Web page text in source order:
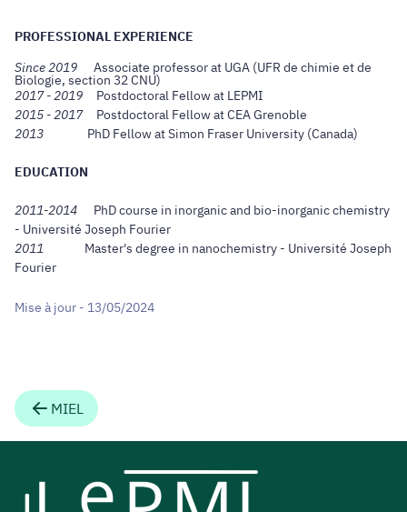
PROFESSIONAL EXPERIENCE
Since 2019 Associate professor at UGA (UFR de chimie et de
Biologie, section 32 CNU)
2017 - 2019 Postdoctoral Fellow at LEPMI
2015 - 2017 Postdoctoral Fellow at CEA Grenoble
2013 PhD Fellow at Simon Fraser University (Canada)
EDUCATION
2011-2014 PhD course in inorganic and bio-inorganic chemistry
- Université Joseph Fourier
2011
Master's degree in nanochemistry - Université Joseph
Fourier
Mise à jour - 13/05/2024
MIEL